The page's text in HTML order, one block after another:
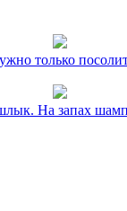
только
На запах